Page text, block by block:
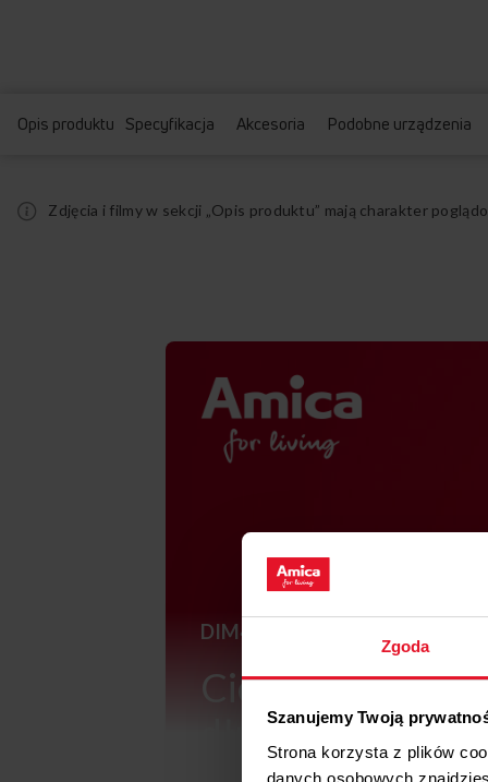
Zgoda
Szanujemy Twoją
Strona korzysta z plików
danych osobowych
Opis produktu Specyfikacja Akcesoria Podobne urządzenia
Zdjęcia i filmy w sekcji „Opis produktu” mają charakter
DIM46C6EBOiTH
Ciche
dłuższa